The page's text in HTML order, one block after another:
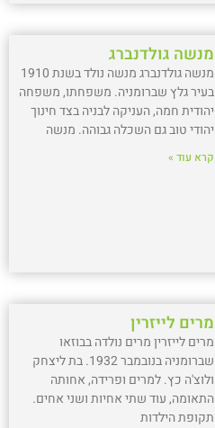
מנשה גולדנברג
מנשה גולדנברג מנשה נולד בשנת 1910
בעיר גלץ שברומניה. משפחתו, משפחה
יהודית חמה, העניקה לבניה בצד חינוך
יהודי טוב גם השכלה גבוהה. מנשה
קרא עוד »
מרים לייזרין
מרים לייזרין מרים נולדה בבוזאו
שברומניה בנובמבר 1932. בת ליצחק
ולוצ'ה כץ. למרים ופרידה, אחותה
התאומה, עוד שתי אחיות ושני אחים.
תקופת הילדות